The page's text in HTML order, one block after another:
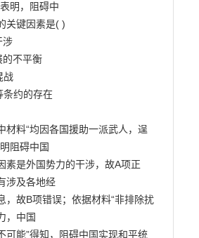
明，阻碍中
关键因素是( )
涉
的不平衡
战
条约的存在
材料“均因各国援助一派武人，逞
阻碍中国
素是外国势力的干涉，故A项正
涉及各地经
，故B项错误；依据材料“非排除扰
，中国
可能”得知，阻碍中国实现和平统